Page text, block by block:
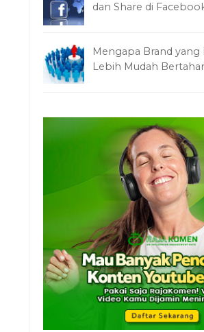
dan Share di
Mengapa Brand yang
Lebih Mudah